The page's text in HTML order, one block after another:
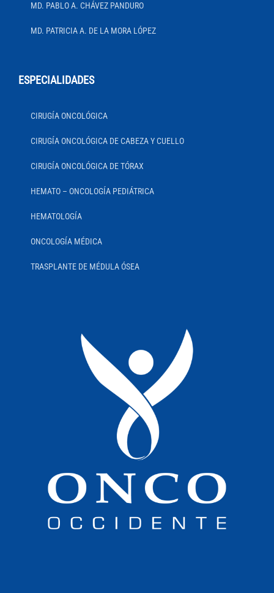
MD. PABLO A. CHÁVEZ PANDURO
MD. PATRICIA A. DE LA MORA LÓPEZ
ESPECIALIDADES
CIRUGÍA ONCOLÓGICA
CIRUGÍA ONCOLÓGICA DE CABEZA Y CUELLO
CIRUGÍA ONCOLÓGICA DE TÓRAX
HEMATO – ONCOLOGÍA PEDIÁTRICA
HEMATOLOGÍA
ONCOLOGÍA MÉDICA
TRASPLANTE DE MÉDULA ÓSEA